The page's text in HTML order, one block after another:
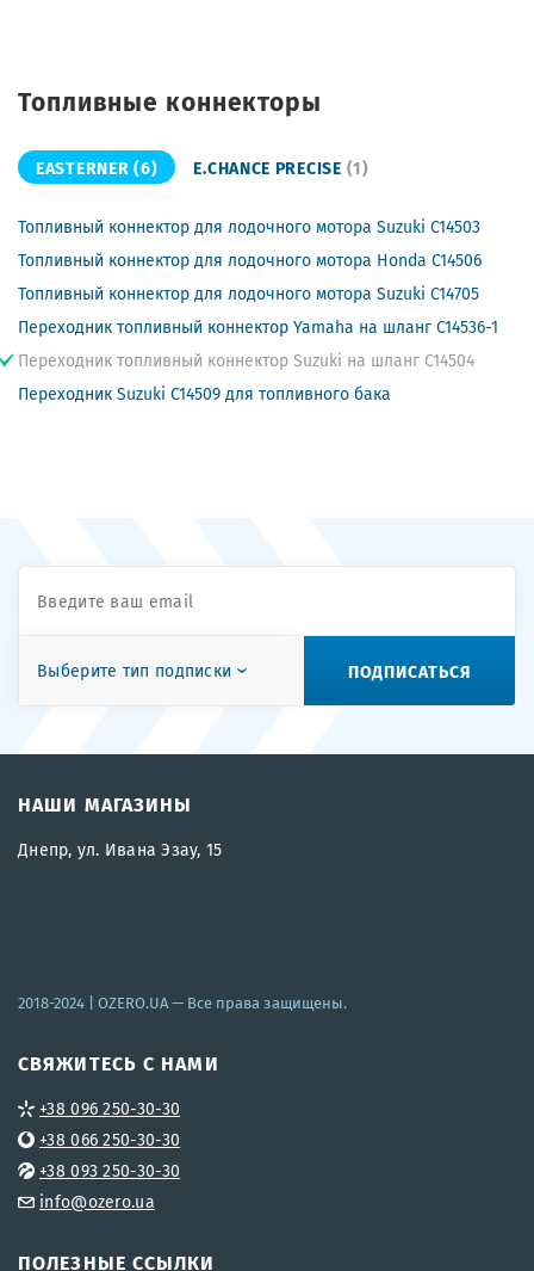
Топливные коннекторы
EASTERNER(6) E.CHANCE PRECISE (1)
Топливный коннектор для лодочного мотора Suzuki C14503
Топливный коннектор для лодочного мотора Honda C14506
Топливный коннектор для лодочного мотора Suzuki C14705
Переходник топливный коннектор Yamaha на шланг C14536-1
Переходник топливный коннектор Suzuki на шланг C14504
Переходник Suzuki C14509 для топливного бака
Выберите тип подписки ПОДПИСАТЬСЯ
НАШИ МАГАЗИНЫ
Днепр, ул. Ивана Эзау, 15
2018-2024 | OZERO.UA— Все права защищены.
СВЯЖИТЕСЬ С НАМИ
+38 096 250-30-30
+38 066 250-30-30
+38 093 250-30-30
info@ozero.ua
ПОЛЕЗНЫЕ ССЫЛКИ